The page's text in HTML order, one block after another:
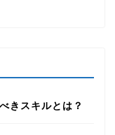
きスキルとは？